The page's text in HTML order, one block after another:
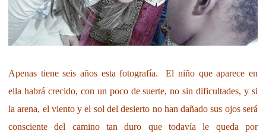
Apenas tiene seis años esta fotografía. El niño que aparece en
ella habrá crecido, con un poco de suerte, no sin dificultades, y si
la arena, el viento y el sol del desierto no han dañado sus ojos será
consciente del camino tan duro que todavía le queda por